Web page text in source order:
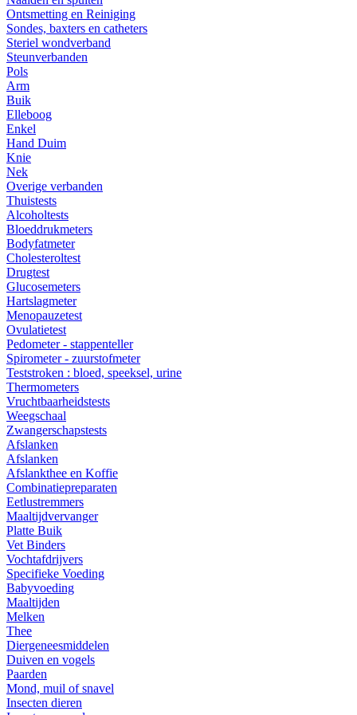
Ontsmetting en Reiniging
Sondes, baxters en catheters
Steriel wondverband
Steunverbanden
Pols
Arm
Buik
Elleboog
Enkel
Hand Duim
Knie
Nek
Overige verbanden
Thuistests
Alcoholtests
Bloeddrukmeters
Bodyfatmeter
Cholesteroltest
Drugtest
Glucosemeters
Hartslagmeter
Menopauzetest
Ovulatietest
Pedometer - stappenteller
Spirometer - zuurstofmeter
Teststroken : bloed, speeksel, urine
Thermometers
Vruchtbaarheidstests
Weegschaal
Zwangerschapstests
Afslanken
Afslanken
Afslankthee en Koffie
Combinatiepreparaten
Eetlustremmers
Maaltijdvervanger
Platte Buik
Vet Binders
Vochtafdrijvers
Specifieke Voeding
Babyvoeding
Maaltijden
Melken
Thee
Diergeneesmiddelen
Duiven en vogels
Paarden
Mond, muil of snavel
Insecten dieren